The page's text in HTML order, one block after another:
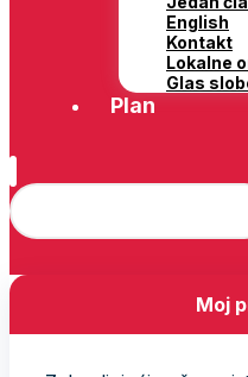
English
Kontakt
Lokalne
Glas
Plan
Moj